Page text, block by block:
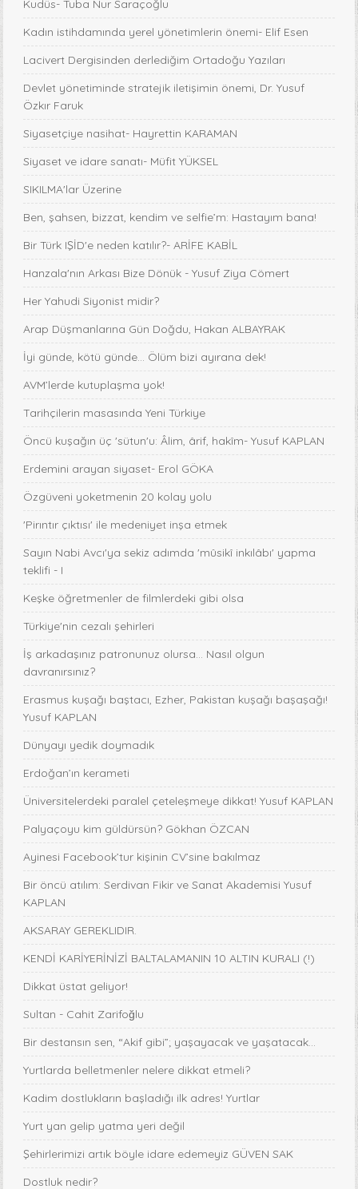
Kudüs- Tuba Nur Saraçoğlu
Kadın istihdamında yerel yönetimlerin önemi- Elif Esen
Lacivert Dergisinden derlediğim Ortadoğu Yazıları
Devlet yönetiminde stratejik iletişimin önemi, Dr. Yusuf
Özkır Faruk
Siyasetçiye nasihat- Hayrettin KARAMAN
Siyaset ve idare sanatı- Müfit YÜKSEL
SIKILMA'lar Üzerine
Ben, şahsen, bizzat, kendim ve selfie’m: Hastayım bana!
Bir Türk IŞİD'e neden katılır?- ARİFE KABİL
Hanzala'nın Arkası Bize Dönük - Yusuf Ziya Cömert
Her Yahudi Siyonist midir?
Arap Düşmanlarına Gün Doğdu, Hakan ALBAYRAK
İyi günde, kötü günde... Ölüm bizi ayırana dek!
AVM’lerde kutuplaşma yok!
Tarihçilerin masasında Yeni Türkiye
Öncü kuşağın üç 'sütun'u: Âlim, ârif, hakîm- Yusuf KAPLAN
Erdemini arayan siyaset- Erol GÖKA
Özgüveni yoketmenin 20 kolay yolu
'Pirıntır çıktısı' ile medeniyet inşa etmek
Sayın Nabi Avcı'ya sekiz adımda 'mûsikî inkılâbı' yapma
teklifi - I
Keşke öğretmenler de filmlerdeki gibi olsa
Türkiye'nin cezalı şehirleri
İş arkadaşınız patronunuz olursa… Nasıl olgun
davranırsınız?
Erasmus kuşağı baştacı, Ezher, Pakistan kuşağı başaşağı!
Yusuf KAPLAN
Dünyayı yedik doymadık
Erdoğan’ın kerameti
Üniversitelerdeki paralel çeteleşmeye dikkat! Yusuf KAPLAN
Palyaçoyu kim güldürsün? Gökhan ÖZCAN
Ayinesi Facebook’tur kişinin CV’sine bakılmaz
Bir öncü atılım: Serdivan Fikir ve Sanat Akademisi Yusuf
KAPLAN
AKSARAY GEREKLIDIR.
KENDİ KARİYERİNİZİ BALTALAMANIN 10 ALTIN KURALI (!)
Dikkat üstat geliyor!
Sultan - Cahit Zarifoğlu
Bir destansın sen, “Akif gibi”; yaşayacak ve yaşatacak...
Yurtlarda belletmenler nelere dikkat etmeli?
Kadim dostlukların başladığı ilk adres! Yurtlar
Yurt yan gelip yatma yeri değil
Şehirlerimizi artık böyle idare edemeyiz GÜVEN SAK
Dostluk nedir?